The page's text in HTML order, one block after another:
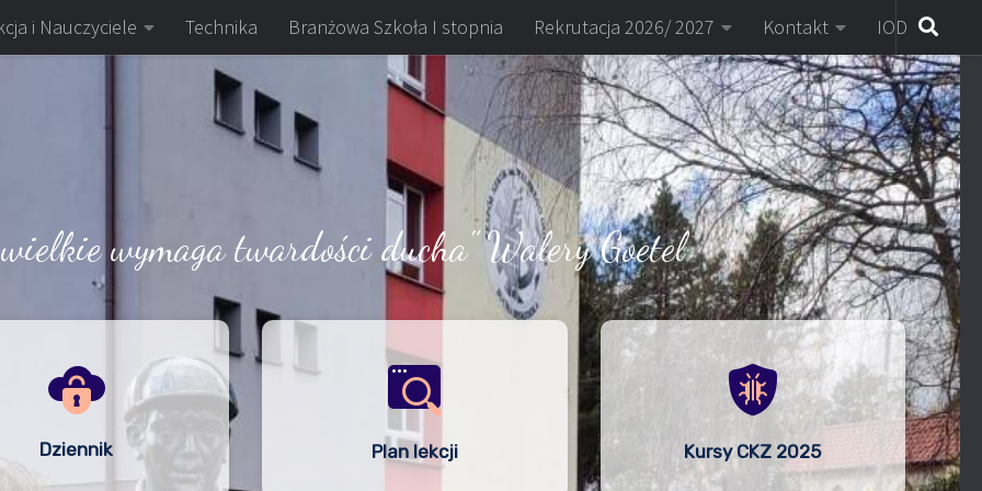
i Nauczyciele Technika Branżowa Szkoła I stopnia Rekrutacja 2026/ 2027 Kontakt IOD
wymaga twardości ducha" Walery Goetel
Dziennik Plan lekcji Kursy CKZ 2025